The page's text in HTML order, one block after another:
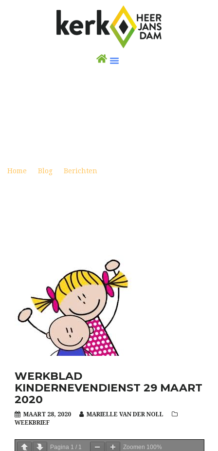
Home Blog Berichten
WERKBLAD
KINDERNEVENDIENST 29 MAART
2020
MAART 28, 2020
MARIELLE VAN DER NOLL
WEEKBRIEF
Pagina 1 / 1 Zoomen 100%